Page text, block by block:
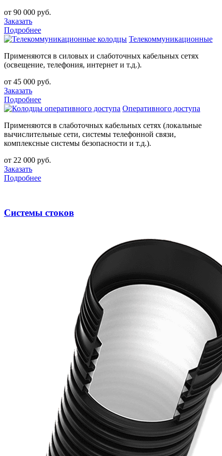
от 90 000 руб.
Заказать
Подробнее
Телекоммуникационные
Применяются в силовых и слаботочных кабельных сетях
(освещение, телефония, интернет и т.д.).
от 45 000 руб.
Заказать
Подробнее
Оперативного доступа
Применяются в слаботочных кабельных сетях (локальные
вычислительные сети, системы телефонной связи,
комплексные системы безопасности и т.д.).
от 22 000 руб.
Заказать
Подробнее
Системы стоков